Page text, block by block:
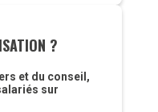
?
et du conseil,
sur